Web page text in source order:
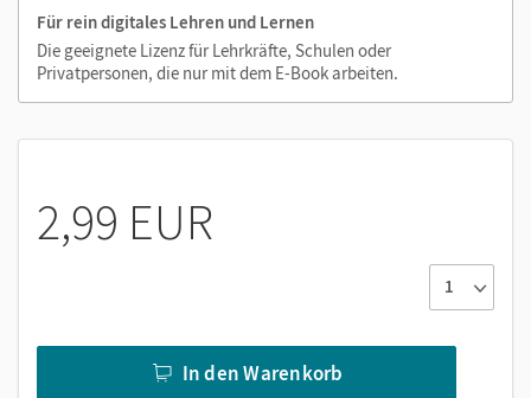
Medien in diesem E-Book:
Grafiken
Videos
Für rein digitales Lehren und Lernen
Die geeignete Lizenz für Lehrkräfte, Schulen oder
Privatpersonen, die nur mit dem E-Book arbeiten.
2,99 EUR
In den Warenkorb